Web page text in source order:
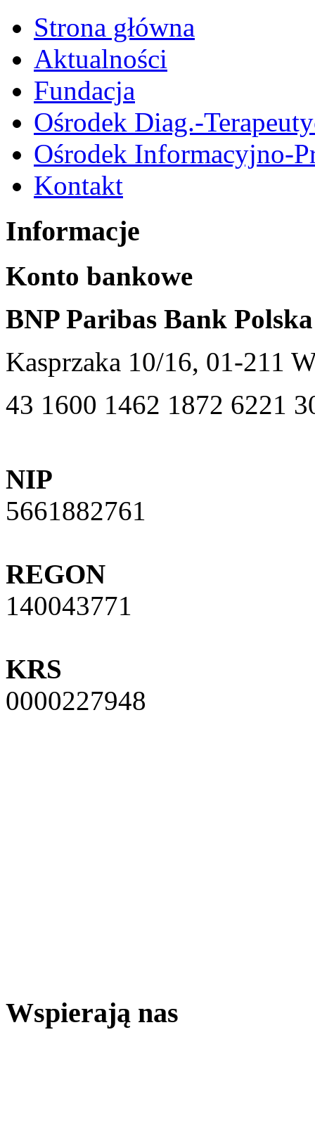
Strona główna
Aktualności
Fundacja
Ośrodek Diag.-
Ośrodek Informacyjno-
Kontakt
Informacje
Konto bankowe
BNP Paribas Bank
Kasprzaka 10/16, 01-211
43 1600 1462 1872 6221
NIP
5661882761
REGON
140043771
KRS
0000227948
Wspierają nas